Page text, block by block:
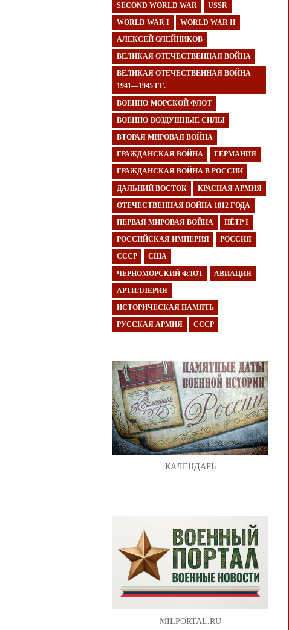
SECOND WORLD WAR USSR
WORLD WAR I WORLD WAR II
АЛЕКСЕЙ ОЛЕЙНИКОВ
ВЕЛИКАЯ ОТЕЧЕСТВЕННАЯ ВОЙНА
ВЕЛИКАЯ ОТЕЧЕСТВЕННАЯ ВОЙНА
1941—1945 ГГ.
ВОЕННО-МОРСКОЙ ФЛОТ
ВОЕННО-ВОЗДУШНЫЕ СИЛЫ
ВТОРАЯ МИРОВАЯ ВОЙНА
ГРАЖДАНСКАЯ ВОЙНА ГЕРМАНИЯ
ГРАЖДАНСКАЯ ВОЙНА В РОССИИ
ДАЛЬНИЙ ВОСТОК КРАСНАЯ АРМИЯ
ОТЕЧЕСТВЕННАЯ ВОЙНА 1812 ГОДА
ПЕРВАЯ МИРОВАЯ ВОЙНА ПЁТР I
РОССИЙСКАЯ ИМПЕРИЯ РОССИЯ
СССР США
ЧЕРНОМОРСКИЙ ФЛОТ АВИАЦИЯ
АРТИЛЛЕРИЯ
ИСТОРИЧЕСКАЯ ПАМЯТЬ
РУССКАЯ АРМИЯ СССР
КАЛЕНДАРЬ
MILPORTAL.RU